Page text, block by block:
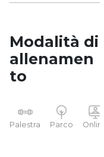
Modalità di
allenamen
to
Palestra Parco Online